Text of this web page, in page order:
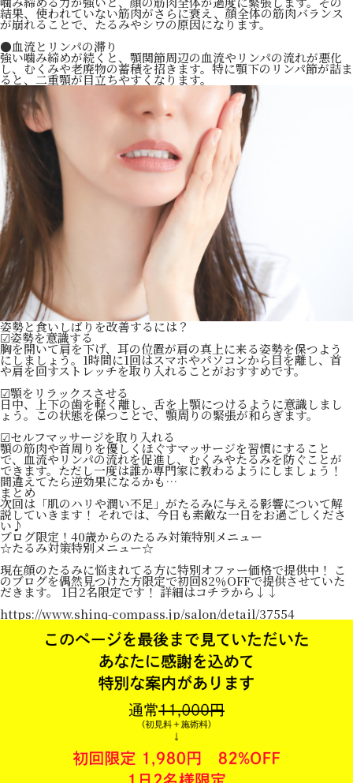
結果、使われていない筋肉がさらに衰え、顔全体の筋肉バランス
が崩れることで、たるみやシワの原因になります。
●血流とリンパの滞り
強い噛み締めが続くと、顎関節周辺の血流やリンパの流れが悪化
し、むくみや老廃物の蓄積を招きます。特に顎下のリンパ節が詰ま
ると、二重顎が目立ちやすくなります。
姿勢と食いしばりを改善するには？
☑姿勢を意識する
胸を開いて肩を下げ、耳の位置が肩の真上に来る姿勢を保つよう
にしましょう。1時間に1回はスマホやパソコンから目を離し、首
や肩を回すストレッチを取り入れることがおすすめです。
☑顎をリラックスさせる
日中、上下の歯を軽く離し、舌を上顎につけるように意識しまし
ょう。この状態を保つことで、顎周りの緊張が和らぎます。
☑セルフマッサージを取り入れる
顎の筋肉や首周りを優しくほぐすマッサージを習慣にすること
で、血流やリンパの流れを促進し、むくみやたるみを防ぐことが
できます。ただし一度は誰か専門家に教わるようにしましょう！
間違えてたら逆効果になるかも…
まとめ
次回は「肌のハリや潤い不足」がたるみに与える影響について解
説していきます！ それでは、今日も素敵な一日をお過ごしくださ
い♪
ブログ限定！40歳からのたるみ対策特別メニュー
☆たるみ対策特別メニュー☆
現在顔のたるみに悩まれてる方に特別オファー価格で提供中！ こ
のブログを偶然見つけた方限定で初回82％OFFで提供させていた
だきます。 1日2名限定です！ 詳細はコチラから↓↓
https://www.shinq-compass.jp/salon/detail/37554